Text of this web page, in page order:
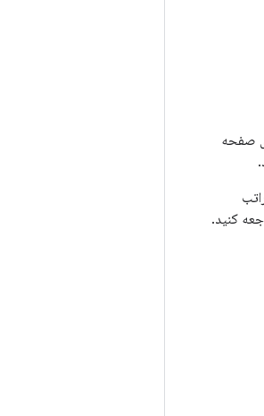
صفحه
کنید.